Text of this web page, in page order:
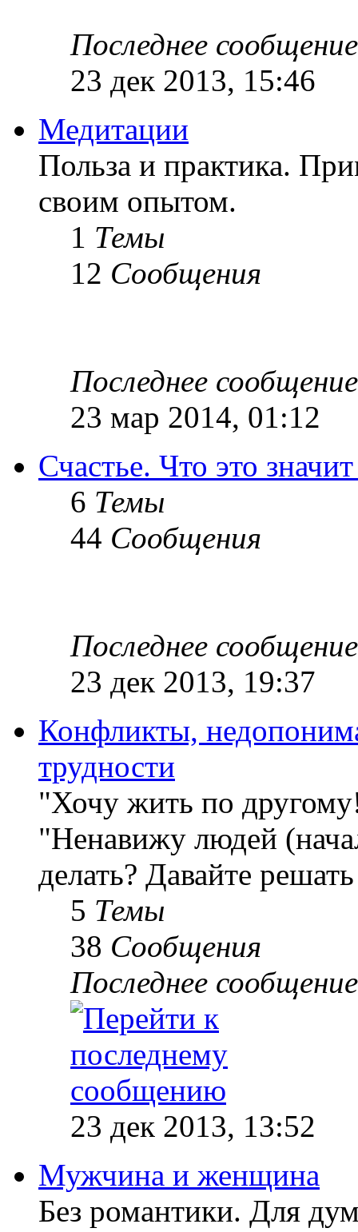
Последнее сообщение
23 дек 2013, 15:46
Медитации
Польза и практика.
своим опытом.
1 Темы
12 Сообщения
Последнее сообщение
23 мар 2014, 01:12
Счастье. Что это
6 Темы
44 Сообщения
Последнее сообщение
23 дек 2013, 19:37
Конфликты,
трудности
"Хочу жить по
"Ненавижу людей
делать? Давайте
5 Темы
38 Сообщения
Последнее сообщение
23 дек 2013, 13:52
Мужчина и женщина
Без романтики. Для